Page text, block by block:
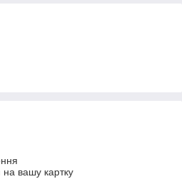
на вашу картку